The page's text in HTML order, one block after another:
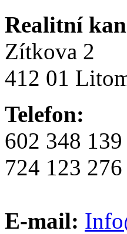
Realitní
Zítkova 2
412 01
Telefon:
602 348 139
724 123 276
E-mail: